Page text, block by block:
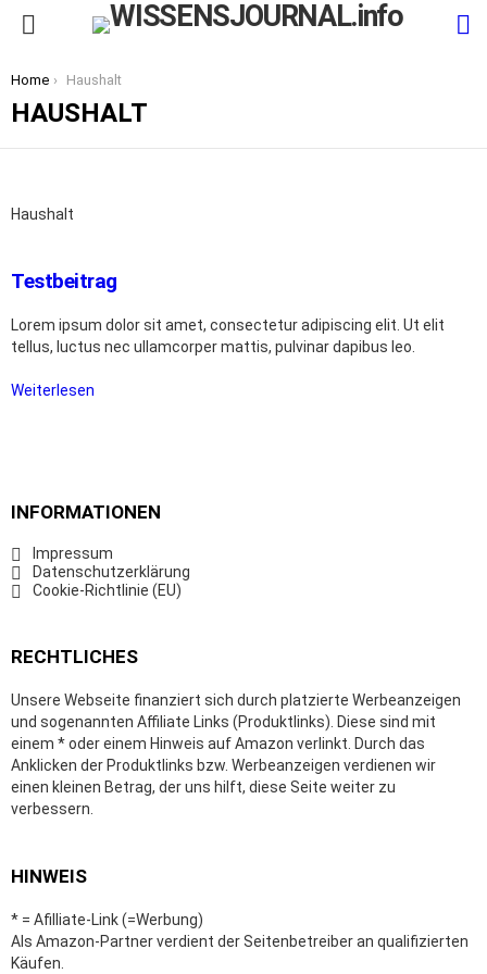
You are here:
Home Haushalt
HAUSHALT
Haushalt
Testbeitrag
Lorem ipsum dolor sit amet, consectetur adipiscing elit. Ut elit
tellus, luctus nec ullamcorper mattis, pulvinar dapibus leo.
Weiterlesen
INFORMATIONEN
Impressum
Datenschutzerklärung
Cookie-Richtlinie (EU)
RECHTLICHES
Unsere Webseite finanziert sich durch platzierte Werbeanzeigen
und sogenannten Affiliate Links (Produktlinks). Diese sind mit
einem * oder einem Hinweis auf Amazon verlinkt. Durch das
Anklicken der Produktlinks bzw. Werbeanzeigen verdienen wir
einen kleinen Betrag, der uns hilft, diese Seite weiter zu
verbessern.
HINWEIS
* = Afilliate-Link (=Werbung)
Als Amazon-Partner verdient der Seitenbetreiber an qualifizierten
Käufen.